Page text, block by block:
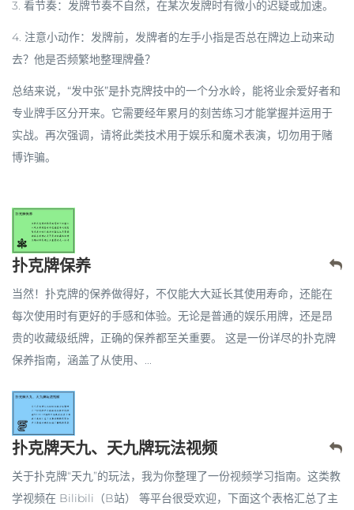
3. 看节奏：发牌节奏不自然，在某次发牌时有微小的迟疑或加速。
4. 注意小动作：发牌前，发牌者的左手小指是否总在牌边上动来动
去？他是否频繁地整理牌叠？
总结来说，“发中张”是扑克牌技中的一个分水岭，能将业余爱好者和
专业牌手区分开来。它需要经年累月的刻苦练习才能掌握并运用于
实战。再次强调，请将此类技术用于娱乐和魔术表演，切勿用于赌
博诈骗。
扑克牌保养
当然！扑克牌的保养做得好，不仅能大大延长其使用寿命，还能在
每次使用时有更好的手感和体验。无论是普通的娱乐用牌，还是昂
贵的收藏级纸牌，正确的保养都至关重要。 这是一份详尽的扑克牌
保养指南，涵盖了从使用、...
扑克牌天九、天九牌玩法视频
关于扑克牌“天九”的玩法，我为你整理了一份视频学习指南。这类教
学视频在 Bilibili（B站） 等平台很受欢迎，下面这个表格汇总了主